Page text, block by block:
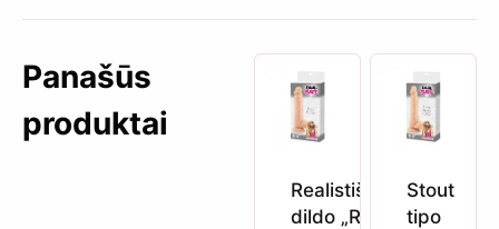
Panašūs
produktai
Realistiškas
dildo „Real
Stout
tipo